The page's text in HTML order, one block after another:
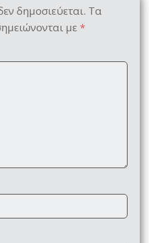
δημοσιεύεται. Τα
με *